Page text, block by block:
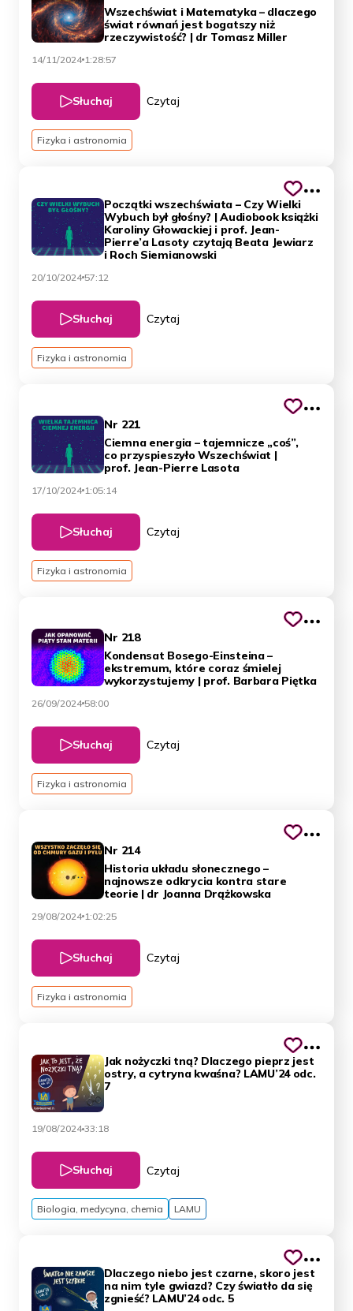
Wszechświat i Matematyka – dlaczego
świat równań jest bogatszy niż
rzeczywistość? | dr Tomasz Miller
14/11/2024 1:28:57
Słuchaj Czytaj
Fizyka i astronomia
Początki wszechświata – Czy Wielki
Wybuch był głośny? | Audiobook książki
Karoliny Głowackiej i prof. Jean-
Pierre’a Lasoty czytają Beata Jewiarz
i Roch Siemianowski
20/10/2024 57:12
Słuchaj Czytaj
Fizyka i astronomia
Nr 221
Ciemna energia – tajemnicze „coś”,
co przyspieszyło Wszechświat |
prof. Jean-Pierre Lasota
17/10/2024 1:05:14
Słuchaj Czytaj
Fizyka i astronomia
Nr 218
Kondensat Bosego-Einsteina –
ekstremum, które coraz śmielej
wykorzystujemy | prof. Barbara Piętka
26/09/2024 58:00
Słuchaj Czytaj
Fizyka i astronomia
Nr 214
Historia układu słonecznego –
najnowsze odkrycia kontra stare
teorie | dr Joanna Drążkowska
29/08/2024 1:02:25
Słuchaj Czytaj
Fizyka i astronomia
Jak nożyczki tną? Dlaczego pieprz jest
ostry, a cytryna kwaśna? LAMU’24 odc.
7
19/08/2024 33:18
Słuchaj Czytaj
Biologia, medycyna, chemia LAMU
Dlaczego niebo jest czarne, skoro jest
na nim tyle gwiazd? Czy światło da się
zgnieść? LAMU’24 odc. 5